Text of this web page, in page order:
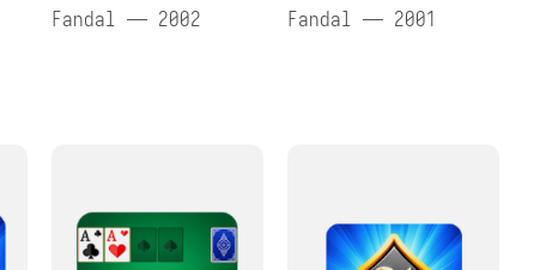
Fandal — 2002 Fandal — 2001